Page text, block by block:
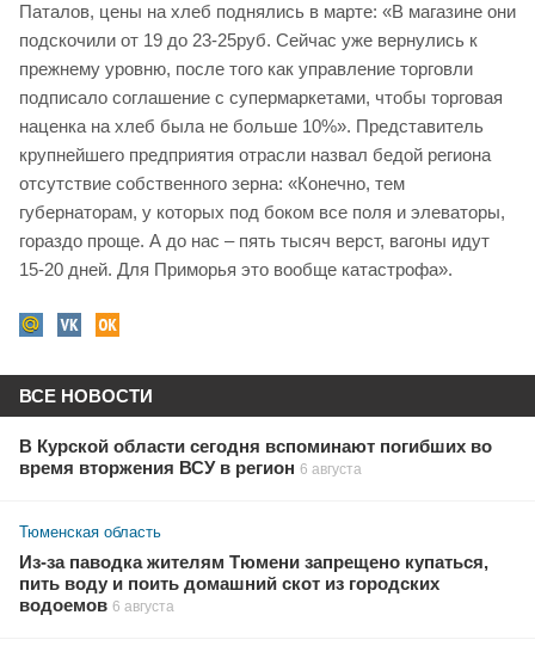
Паталов, цены на хлеб поднялись в марте: «В магазине они
подскочили от 19 до 23-25руб. Сейчас уже вернулись к
прежнему уровню, после того как управление торговли
подписало соглашение с супермаркетами, чтобы торговая
наценка на хлеб была не больше 10%». Представитель
крупнейшего предприятия отрасли назвал бедой региона
отсутствие собственного зерна: «Конечно, тем
губернаторам, у которых под боком все поля и элеваторы,
гораздо проще. А до нас – пять тысяч верст, вагоны идут
15-20 дней. Для Приморья это вообще катастрофа».
ВСЕ НОВОСТИ
В Курской области сегодня вспоминают погибших во
время вторжения ВСУ в регион 6 августа
Тюменская область
Из-за паводка жителям Тюмени запрещено купаться,
пить воду и поить домашний скот из городских
водоемов 6 августа